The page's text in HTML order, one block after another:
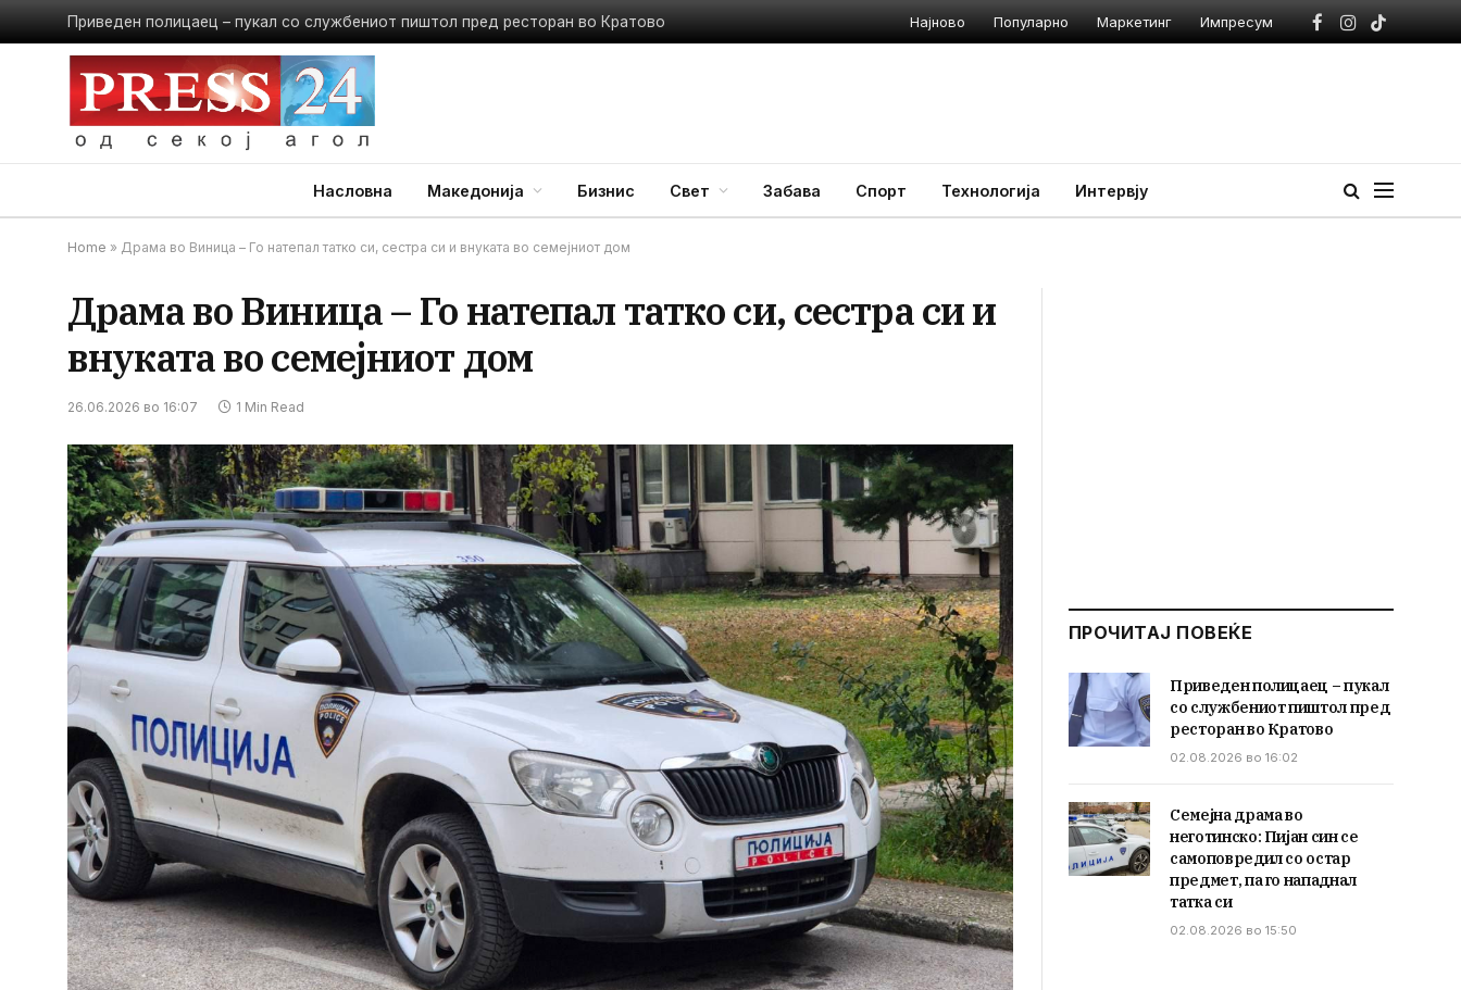
Приведен полицаец – пукал со службениот пиштол пред ресторан во Кратово Најново Популарно Маркетинг Импресум
Facebook
Instagram
TikTok
Насловна Македонија Бизнис Свет Забава Спорт Технологија Интервју
Home » Драма во Виница – Го натепал татко си, сестра си и внуката во семејниот дом
Драма во Виница – Го натепал татко си, сестра си и
внуката во семејниот дом
26.06.2026 во 16:07 1 Min Read
ПРОЧИТАЈ ПОВЕЌЕ
Приведен полицаец – пукал
со службениот пиштол пред
ресторан во Кратово
02.08.2026 во 16:02
Семејна драма во
неготинско: Пијан син се
самоповредил со остар
предмет, па го нападнал
татка си
02.08.2026 во 15:50